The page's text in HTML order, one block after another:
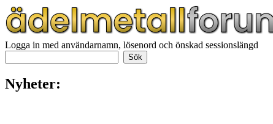
Logga in med användarnamn, lösenord och önskad sessionslängd
Nyheter: